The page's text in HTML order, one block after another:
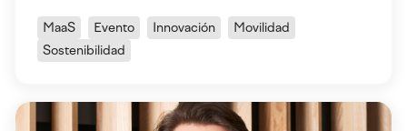
MaaS Evento Innovación
Movilidad
Sostenibilidad